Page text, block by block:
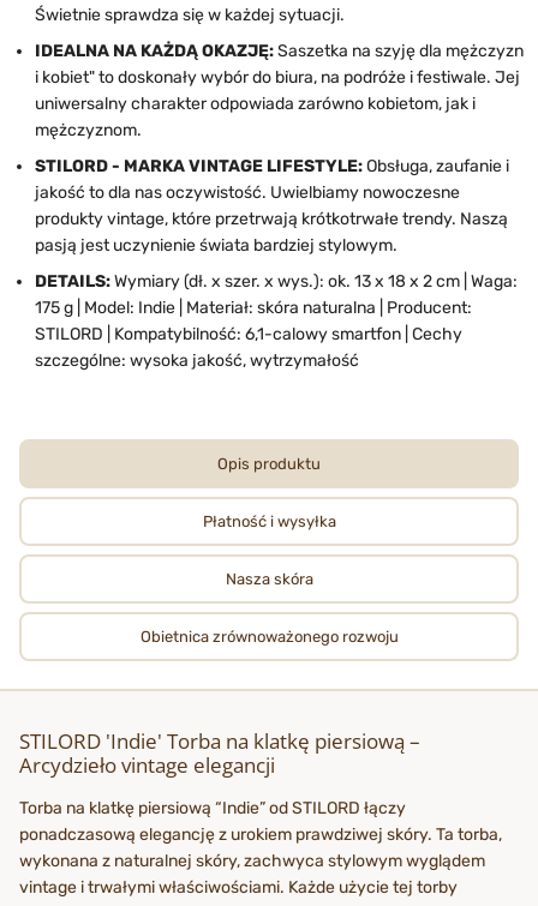
Świetnie sprawdza się w każdej sytuacji.
IDEALNA NA KAŻDĄ OKAZJĘ:Saszetka na szyję dla mężczyzn
i kobiet" to doskonały wybór do biura, na podróże i festiwale. Jej
uniwersalny charakter odpowiada zarówno kobietom, jak i
mężczyznom.
STILORD - MARKA VINTAGE LIFESTYLE:Obsługa, zaufanie i
jakość to dla nas oczywistość. Uwielbiamy nowoczesne
produkty vintage, które przetrwają krótkotrwałe trendy. Naszą
pasją jest uczynienie świata bardziej stylowym.
DETAILS:Wymiary (dł. x szer. x wys.): ok. 13 x 18 x 2 cm | Waga:
175 g | Model: Indie | Materiał: skóra naturalna | Producent:
STILORD | Kompatybilność: 6,1-calowy smartfon | Cechy
szczególne: wysoka jakość, wytrzymałość
Opis produktu
Płatność i wysyłka
Nasza skóra
Obietnica zrównoważonego rozwoju
STILORD 'Indie' Torba na klatkę piersiową –
Arcydzieło vintage elegancji
Torba na klatkę piersiową “Indie” od STILORD łączy
ponadczasową elegancję z urokiem prawdziwej skóry. Ta torba,
wykonana z naturalnej skóry, zachwyca stylowym wyglądem
vintage i trwałymi właściwościami. Każde użycie tej torby